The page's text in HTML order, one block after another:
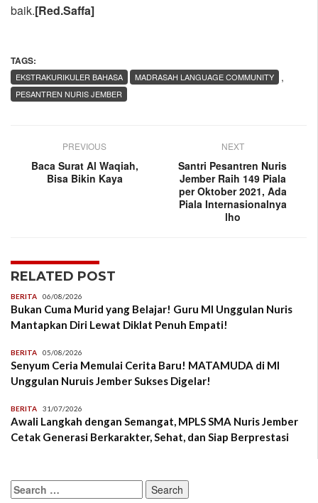
baik.[Red.Saffa]
TAGS:
,
EKSTRAKURIKULER BAHASA
MADRASAH LANGUAGE COMMUNITY
PESANTREN NURIS JEMBER
PREVIOUS
Baca Surat Al Waqiah,
Bisa Bikin Kaya
NEXT
Santri Pesantren Nuris
Jember Raih 149 Piala
per Oktober 2021, Ada
Piala Internasionalnya
lho
RELATED POST
BERITA 06/08/2026
Bukan Cuma Murid yang Belajar! Guru MI Unggulan Nuris
Mantapkan Diri Lewat Diklat Penuh Empati!
BERITA 05/08/2026
Senyum Ceria Memulai Cerita Baru! MATAMUDA di MI
Unggulan Nuruis Jember Sukses Digelar!
BERITA 31/07/2026
Awali Langkah dengan Semangat, MPLS SMA Nuris Jember
Cetak Generasi Berkarakter, Sehat, dan Siap Berprestasi
Search